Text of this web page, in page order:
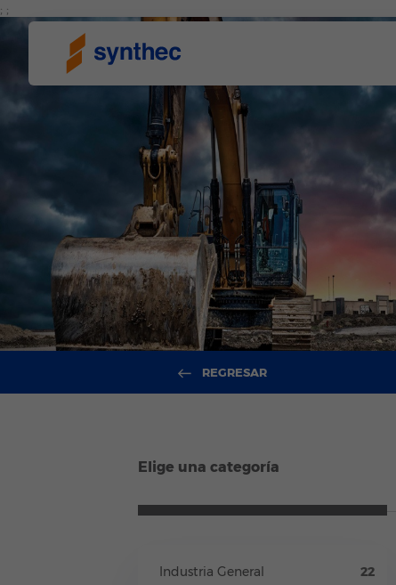
; ;
REGRESAR
Elige una categoría
Industria General 22